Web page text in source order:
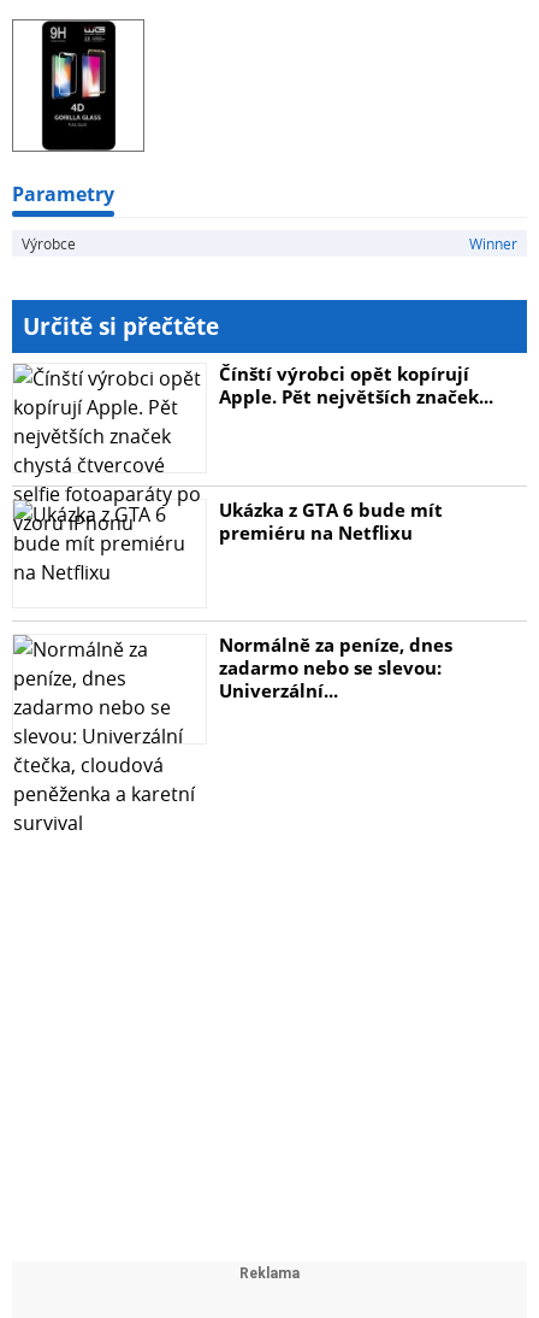
Parametry
Výrobce Winner
Určitě si přečtěte
Čínští výrobci opět kopírují
Apple. Pět největších značek...
Ukázka z GTA 6 bude mít
premiéru na Netflixu
Normálně za peníze, dnes
zadarmo nebo se slevou:
Univerzální...